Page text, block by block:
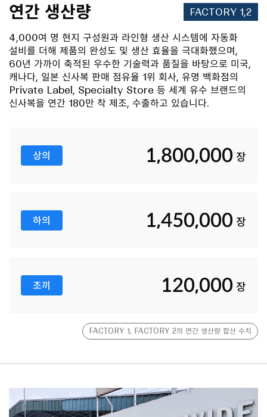
7
0
8
1
4
7
3
0
연간 생산량 FACTORY 1,2
4,000여 명 현지 구성원과 라인형 생산 시스템에 자동화
설비를 더해 제품의 완성도 및 생산 효율을 극대화했으며,
60년 가까이 축적된 우수한 기술력과 품질을 바탕으로 미국,
캐나다, 일본 신사복 판매 점유율 1위 회사, 유명 백화점의
Private Label, Specialty Store 등 세계 유수 브랜드의
신사복을 연간 180만 착 제조, 수출하고 있습니다.
상의 1,800,000 장
하의 1,450,000 장
조끼 120,000 장
FACTORY 1, FACTORY 2의 연간 생산량 합산 수치